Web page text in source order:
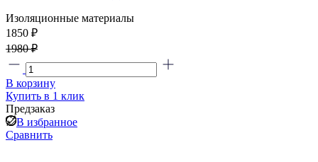
Изоляционные материалы
1850 ₽
1980 ₽
В корзину
Купить в 1 клик
Предзаказ
В избранное
Сравнить